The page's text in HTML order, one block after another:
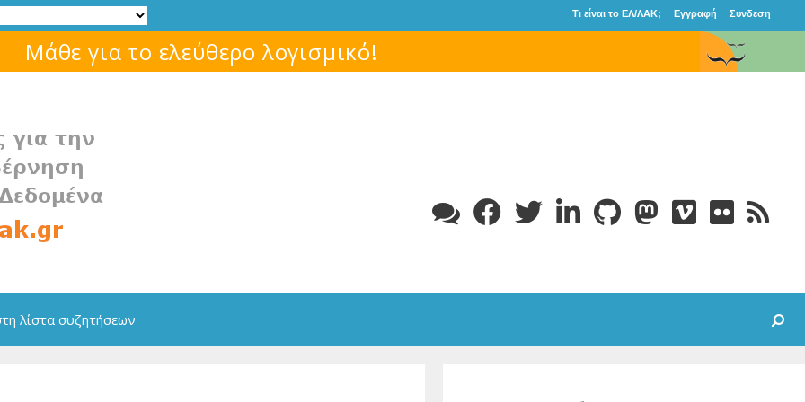
Τι είναι το ΕΛ/ΛΑΚ; Εγγραφή Συνδεση
Μάθε για το ελεύθερο λογισμικό!
λίστα συζητήσεων Search